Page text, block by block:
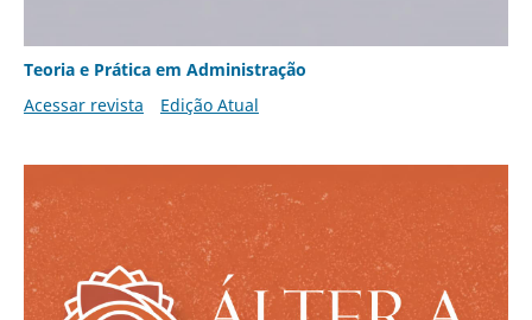
Teoria e Prática em Administração
Acessar revista
Edição Atual